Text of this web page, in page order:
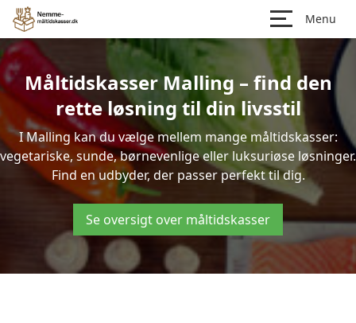
Menu
Måltidskasser Malling – find den
rette løsning til din livsstil
I Malling kan du vælge mellem mange måltidskasser:
vegetariske, sunde, børnevenlige eller luksuriøse løsninger.
Find en udbyder, der passer perfekt til dig.
Se oversigt over måltidskasser